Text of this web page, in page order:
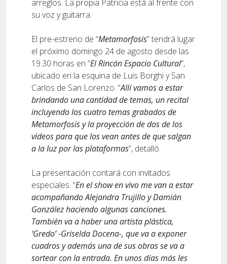
arreglos. La propia Patricia está al frente con
su voz y guitarra.
El pre-estreno de “Metamorfosis” tendrá lugar
el próximo domingo 24 de agosto desde las
19.30 horas en “El Rincón Espacio Cultural”,
ubicado en la esquina de Luis Borghi y San
Carlos de San Lorenzo. “Allí vamos a estar
brindando una cantidad de temas, un recital
incluyendo los cuatro temas grabados de
Metamorfosis y la proyección de dos de los
videos para que los vean antes de que salgan
a la luz por las plataformas”, detalló.
La presentación contará con invitados
especiales. “En el show en vivo me van a estar
acompañando Alejandra Trujillo y Damián
González haciendo algunas canciones.
También va a haber una artista plástica,
‘Gredo’ -Griselda Docena-, que va a exponer
cuadros y además una de sus obras se va a
sortear con la entrada. En unos días más les